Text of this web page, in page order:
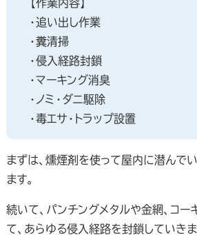
【作業内容】
・追い出し作業
・糞清掃
・侵入経路封鎖
・マーキング消臭
・ノミ・ダニ駆除
・毒エサ・トラップ設置
まずは、燻煙剤を使って屋内に潜んで
ます。
続いて、パンチングメタルや金網、コ
て、あらゆる侵入経路を封鎖していきま